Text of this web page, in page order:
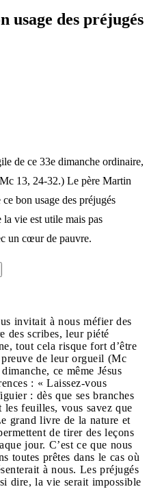
usage des préjugés
de ce 33e dimanche ordinaire,
13, 24-32.) Le père Martin
bon usage des préjugés
la vie est utile mais pas
un cœur de pauvre.
invitait à nous méfier des
des scribes, leur piété
tout cela risque fort d’être
de leur orgueil (Mc
ce même Jésus
: « Laissez-vous
: dès que ses branches
les feuilles, vous savez que
grand livre de la nature et
de tirer des leçons
jour. C’est ce que nous
toutes prêtes dans le cas où
à nous. Les préjugés
dire, la vie serait impossible